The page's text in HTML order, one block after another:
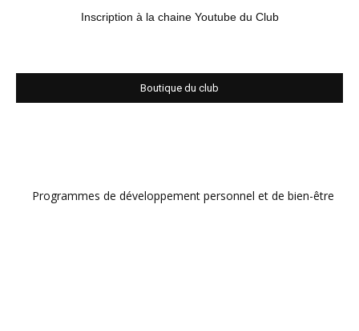
Inscription à la chaine Youtube du Club
Boutique du club
Programmes de développement personnel et de bien-être